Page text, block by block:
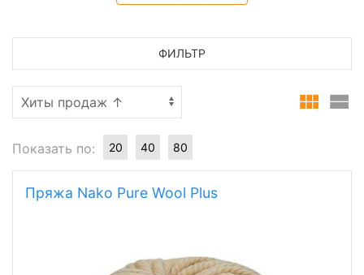
ФИЛЬТР
Показать по: 20 40 80
Пряжа Nako Pure Wool Plus